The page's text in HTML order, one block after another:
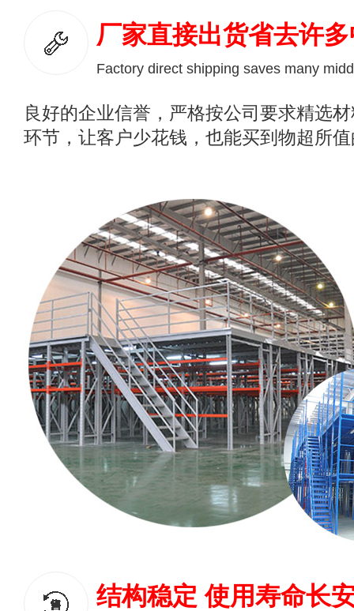
厂家直接出货省去许
Factory direct shipping saves many
良好的企业信誉，严格按公司要求精选
环节，让客户少花钱，也能买到物超所
结构稳定 使用寿命长